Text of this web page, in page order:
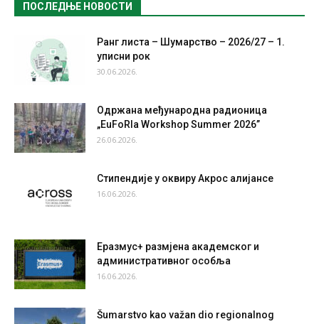
ПОСЛЕДЊЕ НОВОСТИ
Ранг листа – Шумарство – 2026/27 – 1.
уписни рок
30.06.2026.
Одржана међународна радионица
„EuFoRIa Workshop Summer 2026”
26.06.2026.
Стипендије у оквиру Акрос алијансе
16.06.2026.
Еразмус+ размјена академског и
административног особља
16.06.2026.
Šumarstvo kao važan dio regionalnog